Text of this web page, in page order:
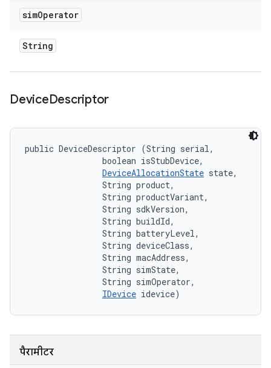
simOperator
String
DeviceDescriptor
public DeviceDescriptor (String serial,
                boolean isStubDevice,
DeviceAllocationState state,
                String product,
                String productVariant,
                String sdkVersion,
                String buildId,
                String batteryLevel,
                String deviceClass,
                String macAddress,
                String simState,
                String simOperator,
IDevice idevice)
पैरामीटर